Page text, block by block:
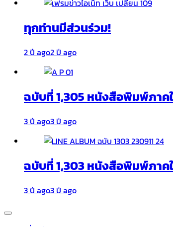
ทุกท่านมีส่วนร่วม!
2 ปี ago2 ปี ago
ฉบับที่ 1,305 หนังสือพิมพ์ภาค
3 ปี ago3 ปี ago
ฉบับที่ 1,303 หนังสือพิมพ์ภาค
3 ปี ago3 ปี ago